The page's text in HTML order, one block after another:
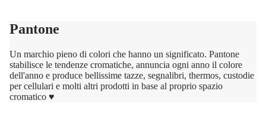
Pantone
Un marchio pieno di colori che hanno un significato. Pantone
stabilisce le tendenze cromatiche, annuncia ogni anno il colore
dell'anno e produce bellissime tazze, segnalibri, thermos, custodie
per cellulari e molti altri prodotti in base al proprio spazio
cromatico ♥